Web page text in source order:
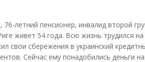
76-летний пенсионер, инвалид второй
живет 54 года. Всю жизнь трудился
свои сбережения в украинский
Сейчас ему понадобились деньги